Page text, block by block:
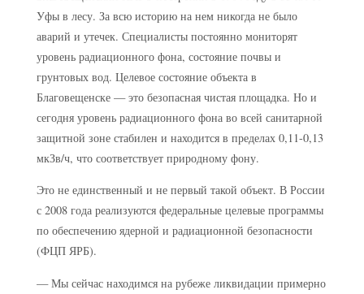
Уфы в лесу. За всю историю на нем никогда не было
аварий и утечек. Специалисты постоянно мониторят
уровень радиационного фона, состояние почвы и
грунтовых вод. Целевое состояние объекта в
Благовещенске — это безопасная чистая площадка. Но и
сегодня уровень радиационного фона во всей санитарной
защитной зоне стабилен и находится в пределах 0,11-0,13
мкЗв/ч, что соответствует природному фону.
Это не единственный и не первый такой объект. В России
с 2008 года реализуются федеральные целевые программы
по обеспечению ядерной и радиационной безопасности
(ФЦП ЯРБ).
— Мы сейчас находимся на рубеже ликвидации примерно